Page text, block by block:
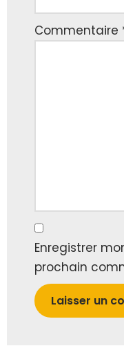
Commentaire
Enregistrer
prochain